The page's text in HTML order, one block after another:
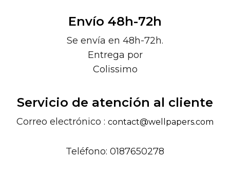
Envío 48h-72h
Se envía en 48h-72h.
Entrega por
Colissimo
Servicio de atención al cliente
Correo electrónico : contact@wellpapers.com
Teléfono: 0187650278